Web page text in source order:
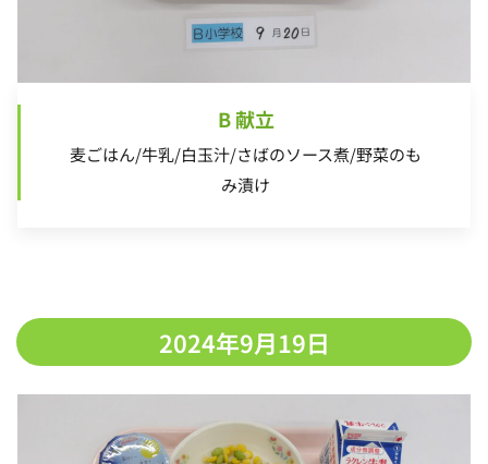
B 献立
麦ごはん/牛乳/白玉汁/さばのソース煮/野菜のも
み漬け
2024年9月19日